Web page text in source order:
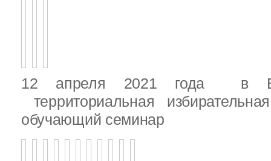
12 апреля 2021 года в
территориальная
обучающий семинар